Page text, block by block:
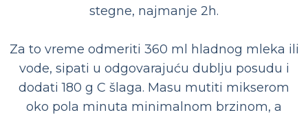
stegne, najmanje 2h.
Za to vreme odmeriti 360 ml hladnog mleka ili
vode, sipati u odgovarajuću dublju posudu i
dodati 180 g C šlaga. Masu mutiti mikserom
oko pola minuta minimalnom brzinom, a